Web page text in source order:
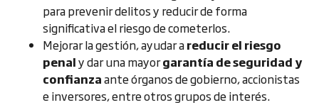
para prevenir delitos y reducir de forma
significativa el riesgo de cometerlos.
Mejorar la gestión, ayudar areducir el riesgo
penaly dar una mayorgarantía de seguridad y
confianzaante órganos de gobierno, accionistas
e inversores, entre otros grupos de interés.